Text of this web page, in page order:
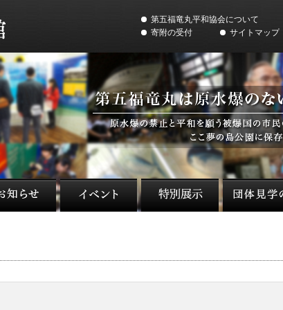
第五福竜丸平和協会について
寄附の受付
サイトマップ